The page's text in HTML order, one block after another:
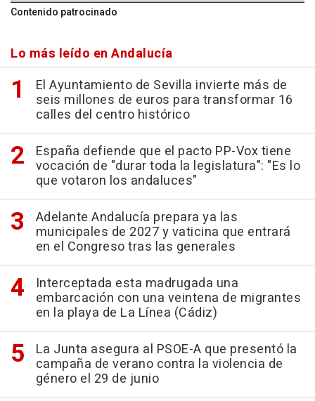
Contenido patrocinado
Lo más leído en Andalucía
El Ayuntamiento de Sevilla invierte más de
seis millones de euros para transformar 16
calles del centro histórico
España defiende que el pacto PP-Vox tiene
vocación de "durar toda la legislatura": "Es lo
que votaron los andaluces"
Adelante Andalucía prepara ya las
municipales de 2027 y vaticina que entrará
en el Congreso tras las generales
Interceptada esta madrugada una
embarcación con una veintena de migrantes
en la playa de La Línea (Cádiz)
La Junta asegura al PSOE-A que presentó la
campaña de verano contra la violencia de
género el 29 de junio